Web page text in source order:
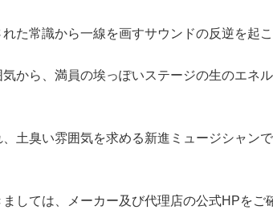
た常識から一線を画すサウンドの反逆を起
から、満員の埃っぽいステージの生のエネ
土臭い雰囲気を求める新進ミュージシャン
しては、メーカー及び代理店の公式HPをご